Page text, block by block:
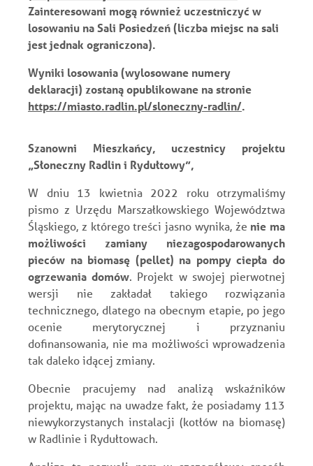
Zainteresowani mogą również uczestniczyć w
losowaniu na Sali Posiedzeń (liczba miejsc na sali
jest jednak ograniczona).
Wyniki losowania (wylosowane numery
deklaracji) zostaną opublikowane na stronie
https://miasto.radlin.pl/sloneczny-radlin/.
Szanowni Mieszkańcy, uczestnicy projektu
„Słoneczny Radlin i Rydułtowy”,
W dniu 13 kwietnia 2022 roku otrzymaliśmy
pismo z Urzędu Marszałkowskiego Województwa
Śląskiego, z którego treści jasno wynika, że nie ma
możliwości zamiany niezagospodarowanych
pieców na biomasę (pellet) na pompy ciepła do
ogrzewania domów. Projekt w swojej pierwotnej
wersji nie zakładał takiego rozwiązania
technicznego, dlatego na obecnym etapie, po jego
ocenie merytorycznej i przyznaniu
dofinansowania, nie ma możliwości wprowadzenia
tak daleko idącej zmiany.
Obecnie pracujemy nad analizą wskaźników
projektu, mając na uwadze fakt, że posiadamy 113
niewykorzystanych instalacji (kotłów na biomasę)
w Radlinie i Rydułtowach.